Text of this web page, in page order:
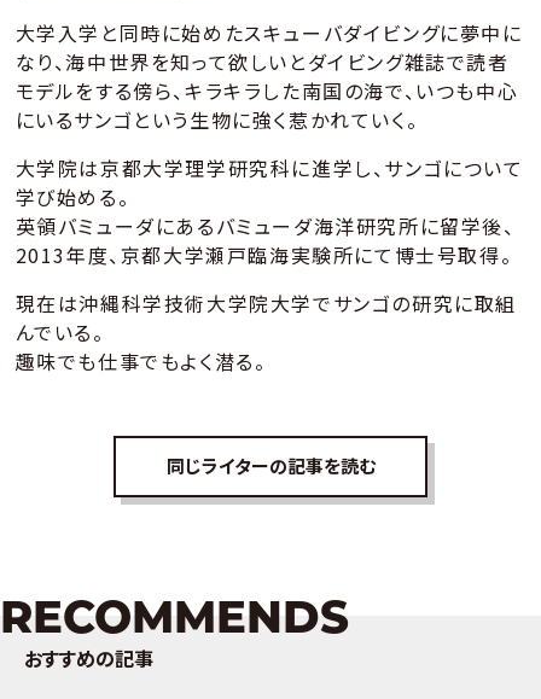
大学入学と同時に始めたスキューバダイビングに夢中に
なり、海中世界を知って欲しいとダイビング雑誌で読者
モデルをする傍ら、キラキラした南国の海で、いつも中心
にいるサンゴという生物に強く惹かれていく。
大学院は京都大学理学研究科に進学し、サンゴについて
学び始める。
英領バミューダにあるバミューダ海洋研究所に留学後、
2013年度、京都大学瀬戸臨海実験所にて博士号取得。
現在は沖縄科学技術大学院大学でサンゴの研究に取組
んでいる。
趣味でも仕事でもよく潜る。
同じライターの記事を読む
RECOMMENDS
おすすめの記事